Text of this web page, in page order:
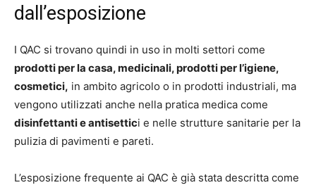
dall’esposizione
I QAC si trovano quindi in uso in molti settori come
prodotti per la casa, medicinali, prodotti per l’igiene,
cosmetici, in ambito agricolo o in prodotti industriali, ma
vengono utilizzati anche nella pratica medica come
disinfettanti e antisettici e nelle strutture sanitarie per la
pulizia di pavimenti e pareti.
L’esposizione frequente ai QAC è già stata descritta come